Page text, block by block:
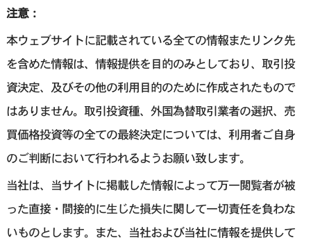
注意：
本ウェブサイトに記載されている全ての情報またリンク先
を含めた情報は、情報提供を目的のみとしており、取引投
資決定、及びその他の利用目的のために作成されたもので
はありません。取引投資種、外国為替取引業者の選択、売
買価格投資等の全ての最終決定については、利用者ご自身
のご判断において行われるようお願い致します。
当社は、当サイトに掲載した情報によって万一閲覧者が被
った直接・間接的に生じた損失に関して一切責任を負わな
いものとします。また、当社および当社に情報を提供して